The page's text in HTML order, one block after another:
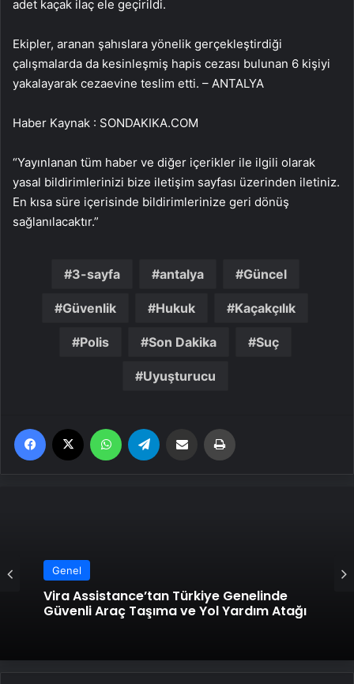
adet kaçak ilaç ele geçirildi.
Ekipler, aranan şahıslara yönelik gerçekleştirdiği
çalışmalarda da kesinleşmiş hapis cezası bulunan 6 kişiyi
yakalayarak cezaevine teslim etti. – ANTALYA
Haber Kaynak : SONDAKIKA.COM
“Yayınlanan tüm haber ve diğer içerikler ile ilgili olarak
yasal bildirimlerinizi bize iletişim sayfası üzerinden iletiniz.
En kısa süre içerisinde bildirimlerinize geri dönüş
sağlanılacaktır.”
3-sayfa antalya Güncel
Güvenlik Hukuk Kaçakçılık
Polis Son Dakika Suç
Uyuşturucu
Facebook WhatsApp Email'den paylaş
Genel
Vira Assistance’tan Türkiye Genelinde
Güvenli Araç Taşıma ve Yol Yardım Atağı